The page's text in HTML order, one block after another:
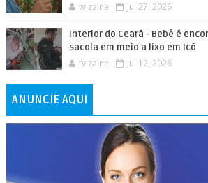
tv zaine Jul 27, 2026
Interior do Ceará - Bebê é
sacola em meio a lixo em Icó
tv zaine Jul 12, 2026
ANUNCIE AQUI